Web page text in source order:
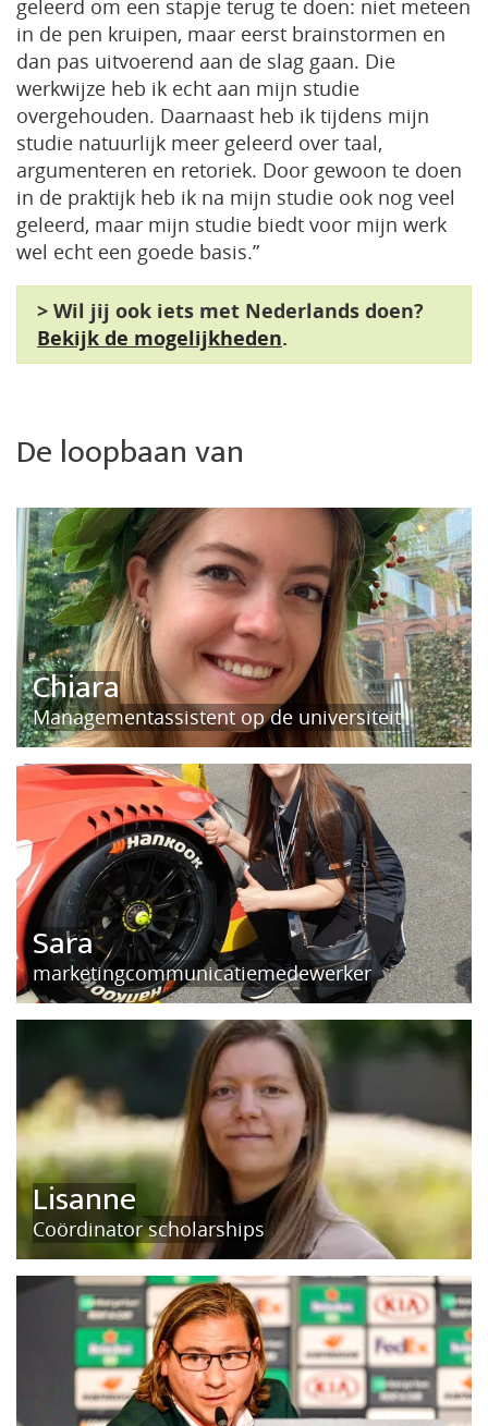
geleerd om een stapje terug te doen: niet meteen
in de pen kruipen, maar eerst brainstormen en
dan pas uitvoerend aan de slag gaan. Die
werkwijze heb ik echt aan mijn studie
overgehouden. Daarnaast heb ik tijdens mijn
studie natuurlijk meer geleerd over taal,
argumenteren en retoriek. Door gewoon te doen
in de praktijk heb ik na mijn studie ook nog veel
geleerd, maar mijn studie biedt voor mijn werk
wel echt een goede basis.”
> Wil jij ook iets met Nederlands doen?
Bekijk de mogelijkheden.
De loopbaan van
Chiara
Managementassistent op de universiteit
Sara
marketingcommunicatiemedewerker
Lisanne
Coördinator scholarships